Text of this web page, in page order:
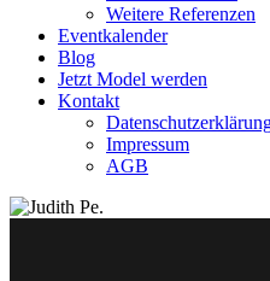
Weitere Referenzen
Eventkalender
Blog
Jetzt Model werden
Kontakt
Impressum
AGB